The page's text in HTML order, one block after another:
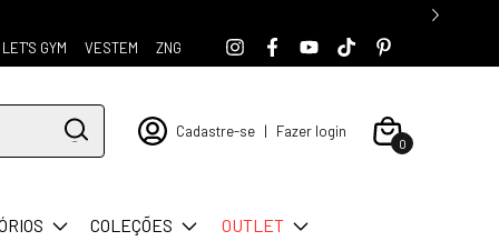
LET'S GYM VESTEM ZNG
Cadastre-se | Fazer login
0
COLEÇÕES OUTLET